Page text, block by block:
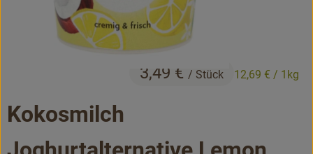
Drogerie
Kokosmilch
3,49 € / Stück 12,69 € / 1kg